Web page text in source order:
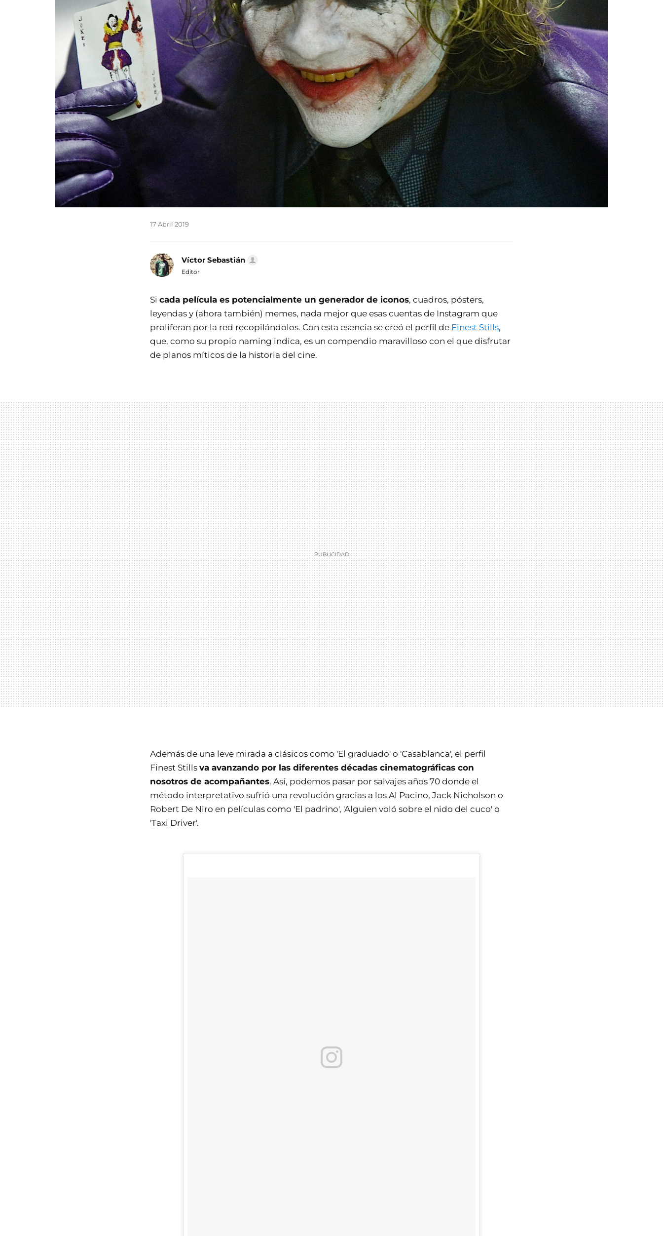
17 Abril 2019
Víctor Sebastián
Editor
Si cada película es potencialmente un generador de iconos, cuadros, pósters,
leyendas y (ahora también) memes, nada mejor que esas cuentas de Instagram que
proliferan por la red recopilándolos. Con esta esencia se creó el perfil de Finest Stills,
que, como su propio naming indica, es un compendio maravilloso con el que disfrutar
de planos míticos de la historia del cine.
Además de una leve mirada a clásicos como 'El graduado' o 'Casablanca', el perfil
Finest Stills va avanzando por las diferentes décadas cinematográficas con
nosotros de acompañantes. Así, podemos pasar por salvajes años 70 donde el
método interpretativo sufrió una revolución gracias a los Al Pacino, Jack Nicholson o
Robert De Niro en películas como 'El padrino', 'Alguien voló sobre el nido del cuco' o
'Taxi Driver'.